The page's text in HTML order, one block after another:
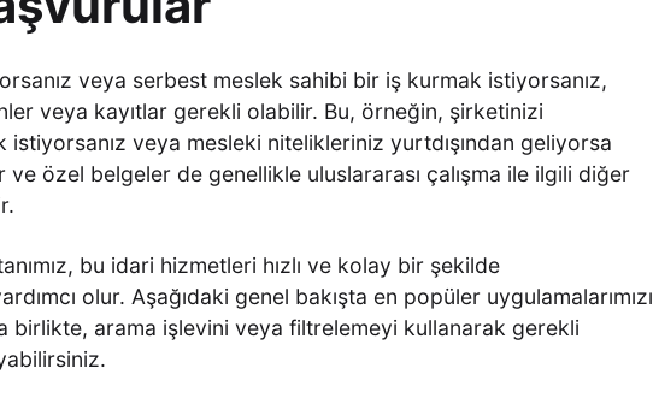
veya serbest meslek sahibi bir iş kurmak istiyorsanız,
veya kayıtlar gerekli olabilir. Bu, örneğin, şirketinizi
istiyorsanız veya mesleki nitelikleriniz yurtdışından geliyorsa
özel belgeler de genellikle uluslararası çalışma ile ilgili diğer
bu idari hizmetleri hızlı ve kolay bir şekilde
olur. Aşağıdaki genel bakışta en popüler uygulamalarımızı
birlikte, arama işlevini veya filtrelemeyi kullanarak gerekli